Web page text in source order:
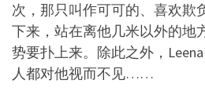
次，那只叫作可可的、喜欢欺
下来，站在离他几米以外的地
势要扑上来。除此之外，
人都对他视而不见……